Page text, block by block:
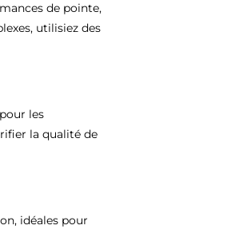
de pointe,
utilisiez des
les
la qualité de
idéales pour